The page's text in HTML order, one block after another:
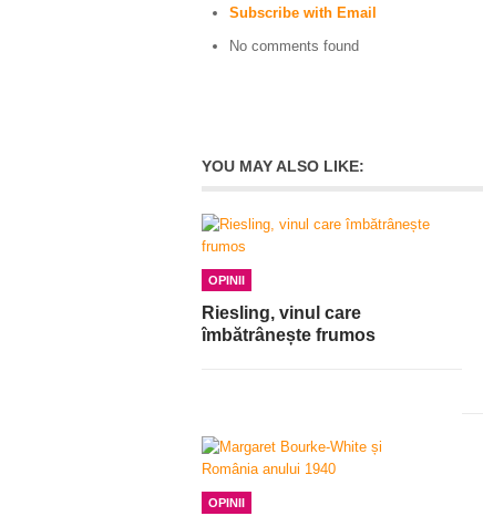
Subscribe with Email
No comments found
YOU MAY ALSO LIKE:
OPINII
Riesling, vinul care
îmbătrânește frumos
OPINII